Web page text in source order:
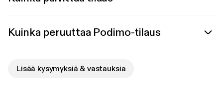
Kuinka peruuttaa Podimo-tilaus
Lisää kysymyksiä & vastauksia